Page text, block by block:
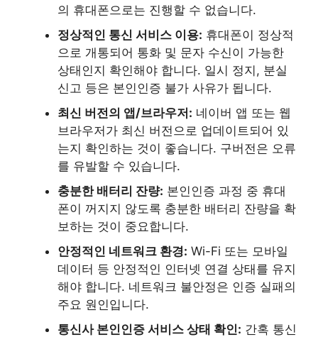
의 휴대폰으로는 진행할 수 없습니다.
정상적인 통신 서비스 이용: 휴대폰이 정상적
으로 개통되어 통화 및 문자 수신이 가능한
상태인지 확인해야 합니다. 일시 정지, 분실
신고 등은 본인인증 불가 사유가 됩니다.
최신 버전의 앱/브라우저: 네이버 앱 또는 웹
브라우저가 최신 버전으로 업데이트되어 있
는지 확인하는 것이 좋습니다. 구버전은 오류
를 유발할 수 있습니다.
충분한 배터리 잔량: 본인인증 과정 중 휴대
폰이 꺼지지 않도록 충분한 배터리 잔량을 확
보하는 것이 중요합니다.
안정적인 네트워크 환경: Wi-Fi 또는 모바일
데이터 등 안정적인 인터넷 연결 상태를 유지
해야 합니다. 네트워크 불안정은 인증 실패의
주요 원인입니다.
통신사 본인인증 서비스 상태 확인: 간혹 통신